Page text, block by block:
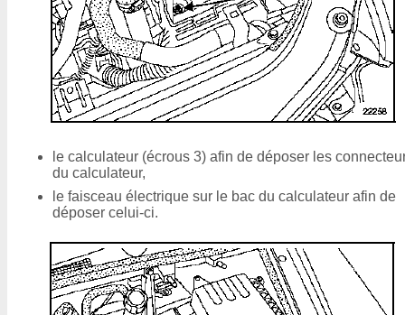
le calculateur (écrous 3) afin de déposer les
du calculateur,
le faisceau électrique sur le bac du calculateur afin de
déposer celui-ci.